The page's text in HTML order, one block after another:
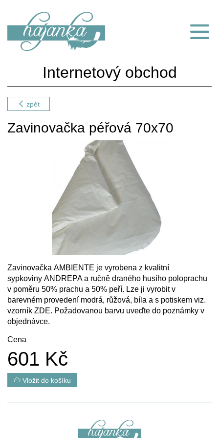
Internetový obchod
zpět
Zavinovačka péřová 70x70
Zavinovačka AMBIENTE je vyrobena z kvalitní
sypkoviny ANDREPA a ručně draného husího poloprachu
v poměru 50% prachu a 50% peří. Lze ji vyrobit v
barevném provedení modrá, růžová, bíla a s potiskem viz.
vzorník ZDE. Požadovanou barvu uveďte do poznámky v
objednávce.
Cena
601 Kč
Vložit do košíku